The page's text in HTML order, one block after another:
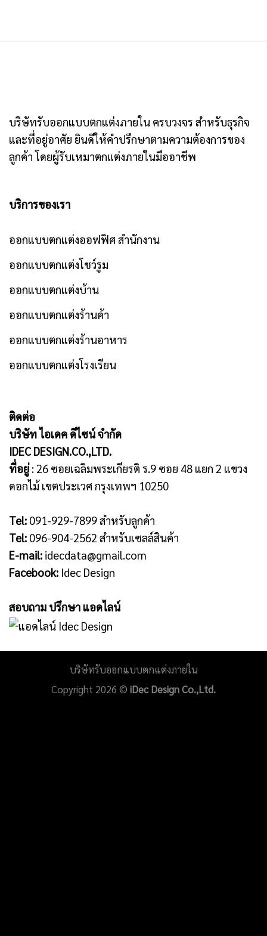
บริษัทรับออกแบบตกแต่งภายใน ครบวงจร สำหรับธุรกิจ
และที่อยู่อาศัย ยินดีให้คำปรึกษาตามความต้องการของ
ลูกค้า โดยผู้รับเหมาตกแต่งภายในมืออาชีพ
บริการของเรา
ออกแบบตกแต่งออฟฟิศ สำนักงาน
ออกแบบตกแต่งโชว์รูม
ออกแบบตกแต่งบ้าน
ออกแบบตกแต่งร้านค้า
ออกแบบตกแต่งร้านอาหาร
ออกแบบตกแต่งโรงเรียน
ติดต่อ
บริษัท ไอเดค ดีไซน์ จำกัด
IDEC DESIGN.CO.,LTD.
ที่อยู่: 26 ซอยเฉลิมพระเกียรติ ร.9 ซอย 48 แยก 2 แขวง
ดอกไม้ เขตประเวศ กรุงเทพฯ 10250
Tel: 091-929-7899สำหรับลูกค้า
Tel: 096-904-2562 สำหรับเซลล์สินค้า
E-mail: idecdata@gmail.com
Facebook: Idec Design
สอบถาม ปรึกษา แอดไลน์
บริษัทรับออกแบบตกแต่งภายใน
Copyright 2026 © iDec Design Co.,Ltd.